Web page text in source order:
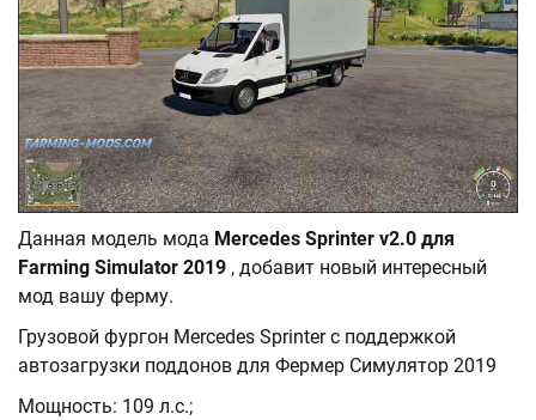
Данная модель мода Mercedes Sprinter v2.0 для
Farming Simulator 2019 , добавит новый интересный
мод вашу ферму.
Грузовой фургон Mercedes Sprinter с поддержкой
автозагрузки поддонов для Фермер Симулятор 2019
Мощность: 109 л.с.;